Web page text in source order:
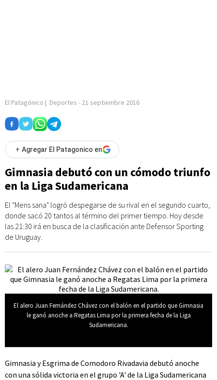
El Patagónico | Deportes - 21 septiembre 2016
+ Agregar El Patagonico en
Gimnasia debutó con un cómodo triunfo
en la Liga Sudamericana
El "Mens sana" logró despegarse de su rival en el segundo cuarto,
donde sacó 20 tantos al término del primer tiempo. Hoy desde
las 21:30 irá en busca de la clasificación ante Defensor Sporting
de Uruguay.
El alero Juan Fernández Chávez con el balón en el partido que Gimnasia
le ganó anoche a Regatas Lima por la primera fecha de la Liga
Sudamericana.
Gimnasia y Esgrima de Comodoro Rivadavia debutó anoche
con una sólida victoria en el grupo 'A' de la Liga Sudamericana